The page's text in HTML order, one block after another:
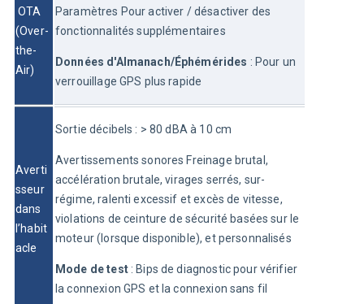
OTA
(Over-
the-
Air)
Paramètres Pour activer / désactiver des
fonctionnalités supplémentaires
Données d'Almanach/Éphémérides : Pour un
verrouillage GPS plus rapide
Averti
sseur
dans
l’habit
acle
Sortie décibels : > 80 dBA à 10 cm
Avertissements sonores Freinage brutal,
accélération brutale, virages serrés, sur-
régime, ralenti excessif et excès de vitesse,
violations de ceinture de sécurité basées sur le
moteur (lorsque disponible), et personnalisés
Mode de test : Bips de diagnostic pour vérifier
la connexion GPS et la connexion sans fil